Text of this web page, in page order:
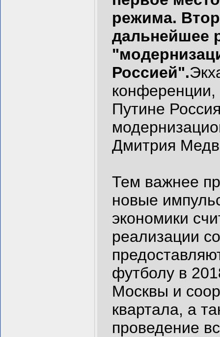
режима.
дальнейшее
Россией".
конференции,
Путине
Дмитрия
Тем важнее
новые
экономики
реализации
футболу в
Москвы и
квартала, а
проведение